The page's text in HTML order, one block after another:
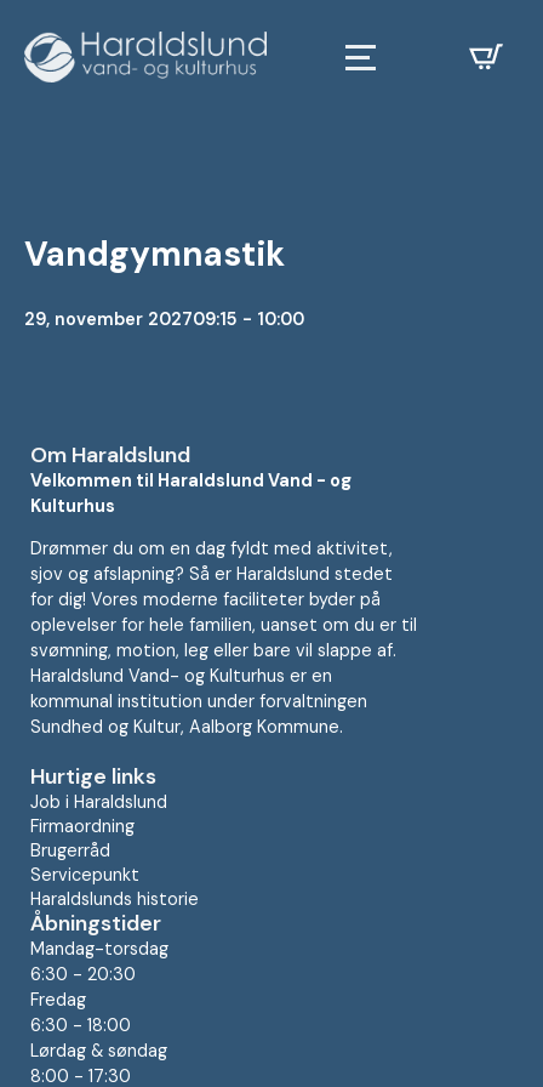
Vandgymnastik
29, november 202709:15 - 10:00
Om Haraldslund
Velkommen til Haraldslund Vand - og
Kulturhus
Drømmer du om en dag fyldt med aktivitet,
sjov og afslapning? Så er Haraldslund stedet
for dig! Vores moderne faciliteter byder på
oplevelser for hele familien, uanset om du er til
svømning, motion, leg eller bare vil slappe af.
Haraldslund Vand- og Kulturhus er en
kommunal institution under forvaltningen
Sundhed og Kultur, Aalborg Kommune.
Hurtige links
Job i Haraldslund
Firmaordning
Brugerråd
Servicepunkt
Haraldslunds historie
Åbningstider
Mandag-torsdag
6:30 - 20:30
Fredag
6:30 - 18:00
Lørdag & søndag
8:00 - 17:30